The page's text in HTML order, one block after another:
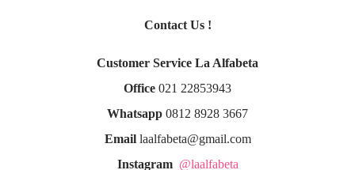
Contact Us !
Customer Service La Alfabeta
Office 021 22853943
Whatsapp 0812 8928 3667
Emaillaalfabeta@gmail.com
Instagram @laalfabeta